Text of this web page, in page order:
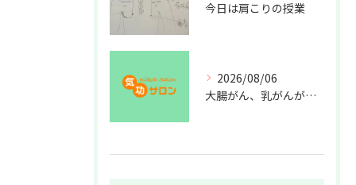
今日は肩こりの授業
2026/08/06
大腸がん、乳がんが増えた理由